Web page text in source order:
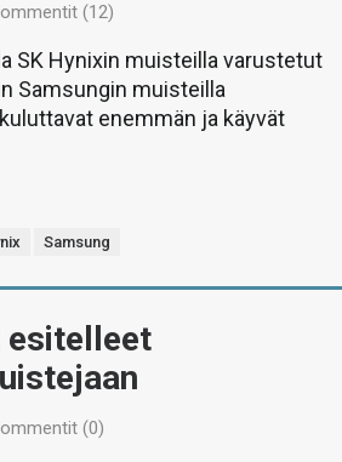
(12)
SK Hynixin muisteilla varustetut
Samsungin muisteilla
enemmän ja käyvät
Samsung
(0)